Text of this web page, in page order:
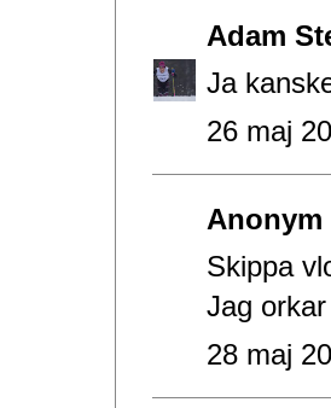
Adam
Ja
26 maj
Anonym
Skippa
Jag
28 maj